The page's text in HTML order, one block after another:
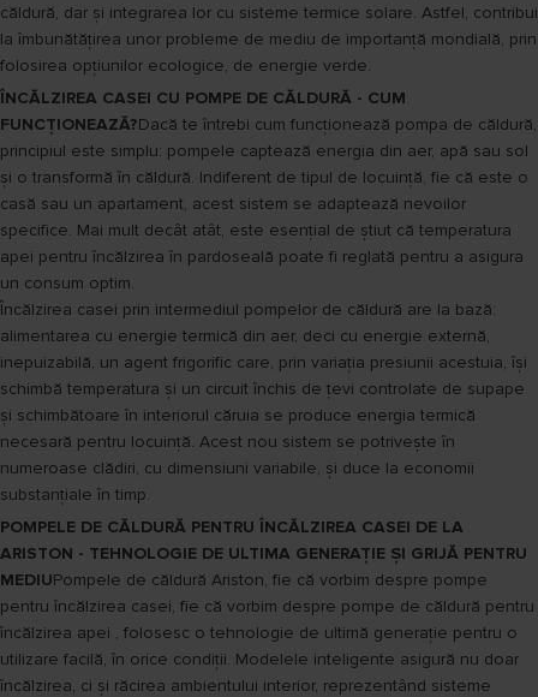
căldură, dar și integrarea lor cu sisteme termice solare. Astfel, contribui
la îmbunătățirea unor probleme de mediu de importanță mondială, prin
folosirea opțiunilor ecologice, de energie verde.
ÎNCĂLZIREA CASEI CU POMPE DE CĂLDURĂ - CUM
FUNCȚIONEAZĂ?Dacă te întrebi cum funcționează pompa de căldură,
principiul este simplu: pompele captează energia din aer, apă sau sol
și o transformă în căldură. Indiferent de tipul de locuință, fie că este o
casă sau un apartament, acest sistem se adaptează nevoilor
specifice. Mai mult decât atât, este esențial de știut că temperatura
apei pentru încălzirea în pardoseală poate fi reglată pentru a asigura
un consum optim.
Încălzirea casei prin intermediul pompelor de căldură are la bază:
alimentarea cu energie termică din aer, deci cu energie externă,
inepuizabilă, un agent frigorific care, prin variația presiunii acestuia, își
schimbă temperatura și un circuit închis de țevi controlate de supape
și schimbătoare în interiorul căruia se produce energia termică
necesară pentru locuință. Acest nou sistem se potrivește în
numeroase clădiri, cu dimensiuni variabile, și duce la economii
substanțiale în timp.
POMPELE DE CĂLDURĂ PENTRU ÎNCĂLZIREA CASEI DE LA
ARISTON - TEHNOLOGIE DE ULTIMA GENERAȚIE ȘI GRIJĂ PENTRU
MEDIUPompele de căldură Ariston, fie că vorbim despre pompe
pentru încălzirea casei, fie că vorbim despre pompe de căldură pentru
încălzirea apei , folosesc o tehnologie de ultimă generație pentru o
utilizare facilă, în orice condiții. Modelele inteligente asigură nu doar
încălzirea, ci și răcirea ambientului interior, reprezentând sisteme